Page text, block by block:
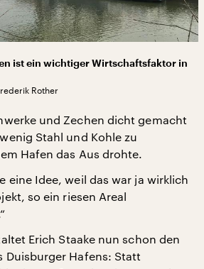
ist ein wichtiger Wirtschaftsfaktor in
Rother
und Zechen dicht gemacht
Stahl und Kohle zu
Hafen das Aus drohte.
eine Idee, weil das war ja wirklich
so ein riesen Areal
Erich Staake nun schon den
Duisburger Hafens: Statt